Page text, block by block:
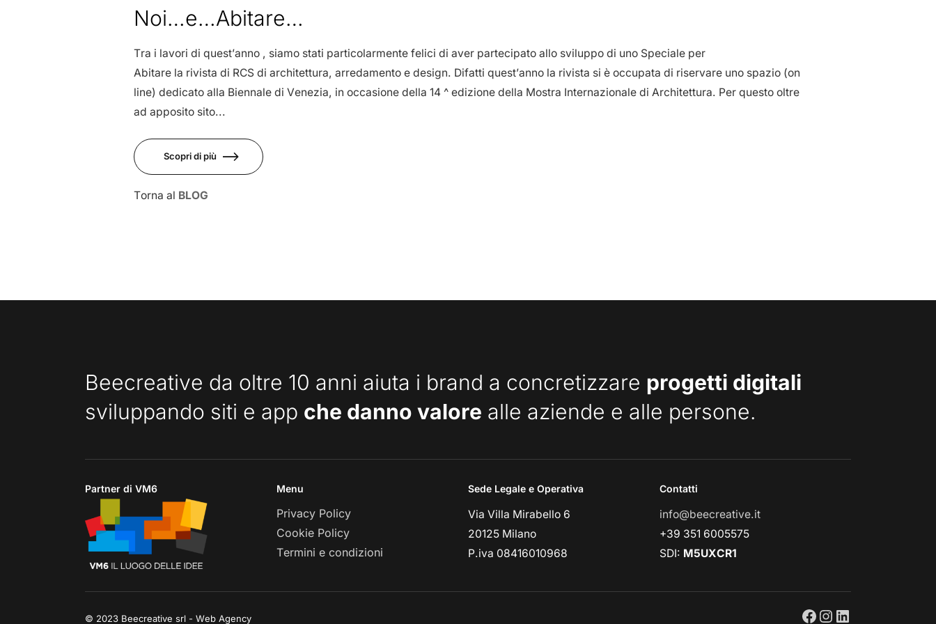
Ago
Noi…e…Abitare…
Tra i lavori di quest’anno , siamo stati particolarmente felici di aver partecipato allo sviluppo di uno Speciale per
Abitare la rivista di RCS di architettura, arredamento e design. Difatti quest’anno la rivista si è occupata di riservare uno spazio (on
line) dedicato alla Biennale di Venezia, in occasione della 14 ^ edizione della Mostra Internazionale di Architettura. Per questo oltre
ad apposito sito...
Scopri di più
Torna al BLOG
Beecreative da oltre 10 anni aiuta i brand a concretizzare progetti digitali
sviluppando siti e app che danno valore alle aziende e alle persone.
Partner di VM6 Menu
Privacy Policy
Cookie Policy
Termini e condizioni
Sede Legale e Operativa
Via Villa Mirabello 6
20125 Milano
P.iva 08416010968
Contatti
info@beecreative.it
+39 351 6005575
SDI: M5UXCR1
© 2023 Beecreative srl - Web Agency